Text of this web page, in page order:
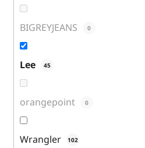
BIGREYJEANS 0
Lee 45
orangepoint 0
Wrangler 102